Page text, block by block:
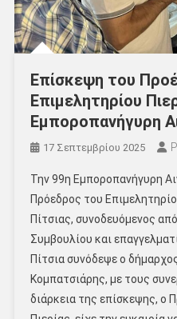
Επίσκεψη του
Επιμελητηρίου
Εμποροπανήγυρη
17 Σεπτεμβρίου 2025
Την 99η Εμποροπανήγυρη
Πρόεδρος του
Πίτσιας, συνοδευόμενος
Συμβουλίου και
Πίτσια συνόδεψε ο
Κομπατσιάρης, με τους
διάρκεια της επίσκεψης, ο